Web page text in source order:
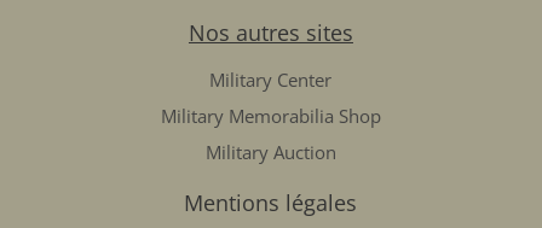
Nos autres sites
Military Center
Military Memorabilia Shop
Military Auction
Mentions légales